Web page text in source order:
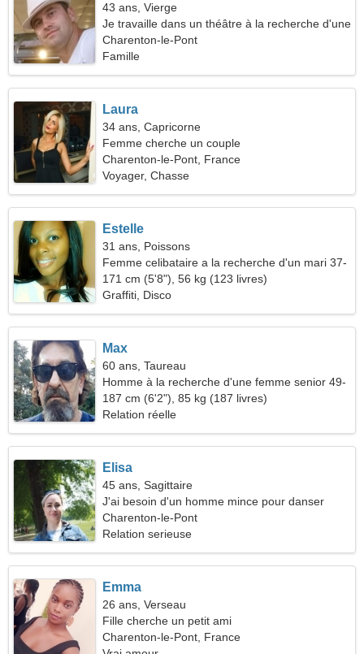
43 ans, Vierge
Je travaille dans un théâtre à la recherche d'une
femme charmante
Charenton-le-Pont
Famille
Laura
34 ans, Capricorne
Femme cherche un couple
Charenton-le-Pont, France
Voyager, Chasse
Estelle
31 ans, Poissons
Femme celibataire a la recherche d'un mari 37-
39
171 cm (5'8"), 56 kg (123 livres)
Graffiti, Disco
Max
60 ans, Taureau
Homme à la recherche d'une femme senior 49-
58
187 cm (6'2"), 85 kg (187 livres)
Relation réelle
Elisa
45 ans, Sagittaire
J'ai besoin d'un homme mince pour danser
ensemble
Charenton-le-Pont
Relation serieuse
Emma
26 ans, Verseau
Fille cherche un petit ami
Charenton-le-Pont, France